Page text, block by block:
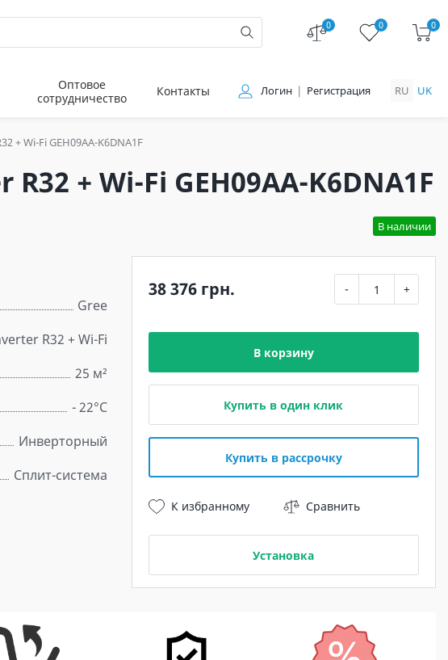
0 0 0
Оптовое
сотрудничество
Контакты Логин Регистрация RU UK
+ Wi-Fi GEH09AA-K6DNA1F
+ Wi-Fi GEH09AA-K6DNA1F
В наличии
Gree
R32 + Wi-Fi
25 м²
- 22°C
Инверторный
Сплит-система
38 376 грн. - +
В корзину
Купить в один клик
Купить в рассрочку
К избранному Сравнить
Установка